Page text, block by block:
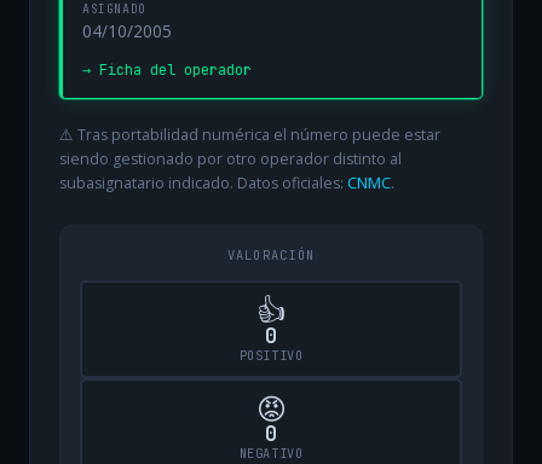
ASIGNADO
04/10/2005
→ Ficha del operador
⚠️ Tras portabilidad numérica el número puede estar
siendo gestionado por otro operador distinto al
subasignatario indicado. Datos oficiales: CNMC.
VALORACIÓN
👍
0
POSITIVO
😡
0
NEGATIVO